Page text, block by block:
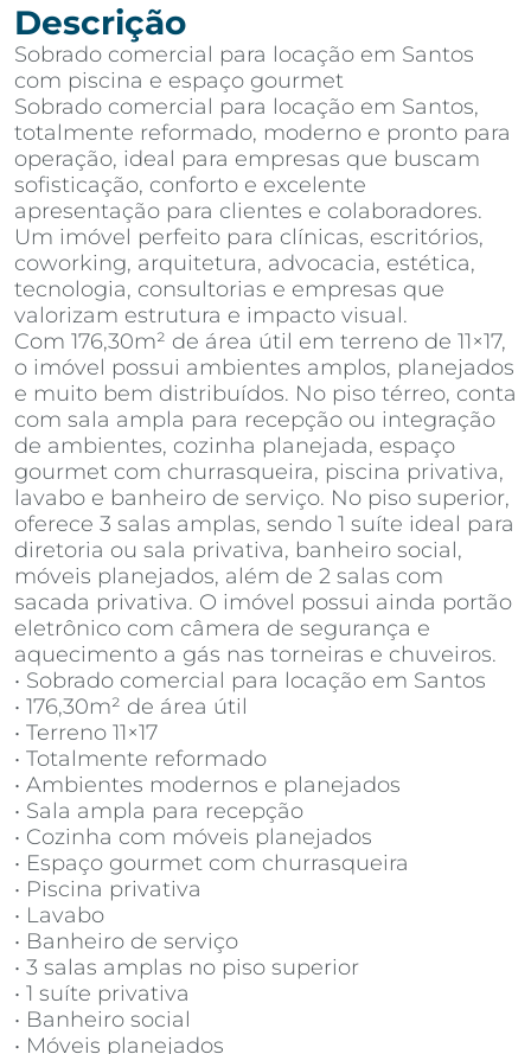
Descrição
Sobrado comercial para locação em Santos
com piscina e espaço gourmet
Sobrado comercial para locação em Santos,
totalmente reformado, moderno e pronto para
operação, ideal para empresas que buscam
sofisticação, conforto e excelente
apresentação para clientes e colaboradores.
Um imóvel perfeito para clínicas, escritórios,
coworking, arquitetura, advocacia, estética,
tecnologia, consultorias e empresas que
valorizam estrutura e impacto visual.
Com 176,30m² de área útil em terreno de 11×17,
o imóvel possui ambientes amplos, planejados
e muito bem distribuídos. No piso térreo, conta
com sala ampla para recepção ou integração
de ambientes, cozinha planejada, espaço
gourmet com churrasqueira, piscina privativa,
lavabo e banheiro de serviço. No piso superior,
oferece 3 salas amplas, sendo 1 suíte ideal para
diretoria ou sala privativa, banheiro social,
móveis planejados, além de 2 salas com
sacada privativa. O imóvel possui ainda portão
eletrônico com câmera de segurança e
aquecimento a gás nas torneiras e chuveiros.
• Sobrado comercial para locação em Santos
• 176,30m² de área útil
• Terreno 11×17
• Totalmente reformado
• Ambientes modernos e planejados
• Sala ampla para recepção
• Cozinha com móveis planejados
• Espaço gourmet com churrasqueira
• Piscina privativa
• Lavabo
• Banheiro de serviço
• 3 salas amplas no piso superior
• 1 suíte privativa
• Banheiro social
• Móveis planejados